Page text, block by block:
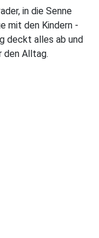
in die Senne
mit den Kindern -
deckt alles ab und
den Alltag.